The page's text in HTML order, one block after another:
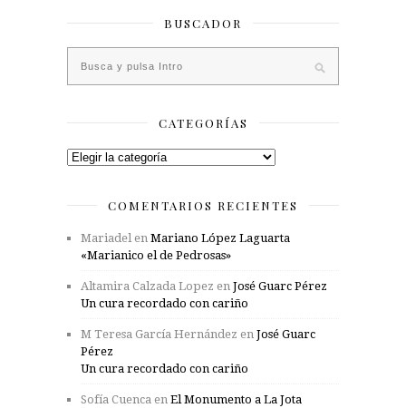
BUSCADOR
CATEGORÍAS
Categorías
COMENTARIOS RECIENTES
Mariadel en Mariano López Laguarta
«Marianico el de Pedrosas»
Altamira Calzada Lopez en José Guarc Pérez
Un cura recordado con cariño
M Teresa García Hernández en José Guarc
Pérez
Un cura recordado con cariño
Sofía Cuenca en El Monumento a La Jota